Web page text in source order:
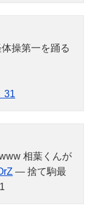
操第一を踊る
31
相葉くんが
— 捨て駒最